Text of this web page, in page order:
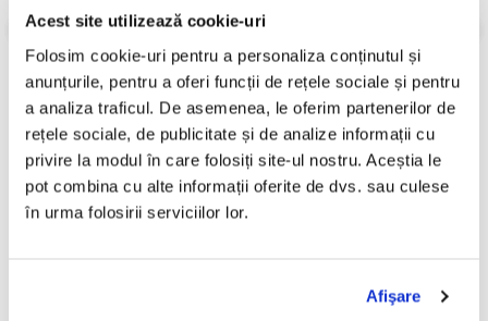
Acest site utilizează cookie-uri
Folosim cookie-uri pentru a personaliza conținutul și
anunțurile, pentru a oferi funcții de rețele sociale și pentru
a analiza traficul. De asemenea, le oferim partenerilor de
rețele sociale, de publicitate și de analize informații cu
privire la modul în care folosiți site-ul nostru. Aceștia le
pot combina cu alte informații oferite de dvs. sau culese
în urma folosirii serviciilor lor.
Afişare
13. A Beggar On A Beach Of Gold
An Lansare:1996
Stil:Electronic ; Pop Rock
Stare Disc:Mint (M)
Stare Coperta:Mint (M)
Informatii conformitate produs
Review-uri